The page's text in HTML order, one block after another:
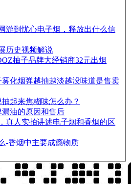
游到忧心电子烟，释放出什么信
历史视频解说
柚子品牌大经销商32元出烟
雾化烟弹越抽越淡越没味道是售卖
起来焦糊味怎么办？
漏油的原因和售后
真人实拍讲述电子烟和香烟的区
-香烟中主要成瘾物质